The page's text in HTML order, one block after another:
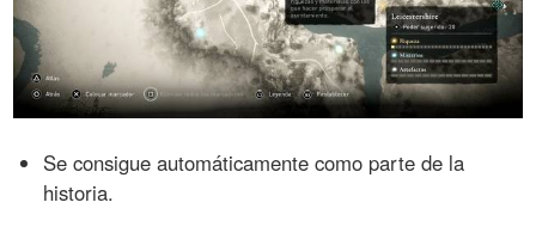
Se consigue automáticamente como parte de la
historia.